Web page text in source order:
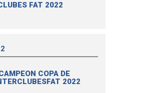
FAT 2022
COPA DE
2022